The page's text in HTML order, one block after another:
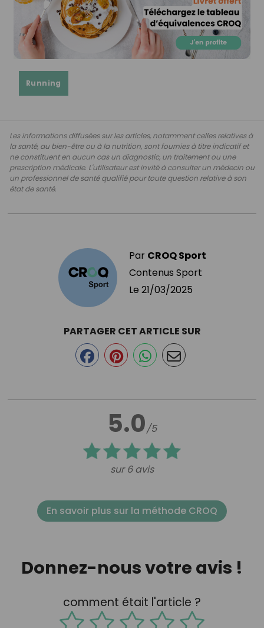
Running
Les informations diffusées sur les articles, notamment celles relatives à
la santé, au bien-être ou à la nutrition, sont fournies à titre indicatif et
ne constituent en aucun cas un diagnostic, un traitement ou une
prescription médicale. L'utilisateur est invité à consulter un médecin ou
un professionnel de santé qualifié pour toute question relative à son
état de santé.
Par CROQ Sport
Contenus Sport
Le 21/03/2025
5.0/5
sur 6 avis
PARTAGER CET ARTICLE SUR
En savoir plus sur la méthode CROQ
Donnez-nous votre avis !
comment était l'article ?